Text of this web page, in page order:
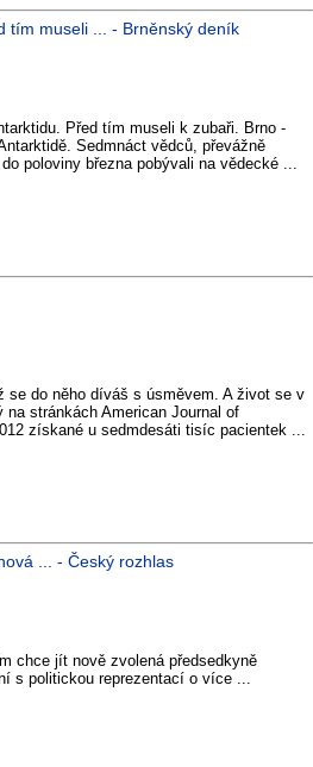
tím museli ... - Brněnský deník
Před tím museli k zubaři. Brno -
Sedmnáct vědců, převážně
poloviny března pobývali na vědecké ...
do něho díváš s úsměvem. A život se v
stránkách American Journal of
získané u sedmdesáti tisíc pacientek ...
... - Český rozhlas
chce jít nově zvolená předsedkyně
s politickou reprezentací o více ...